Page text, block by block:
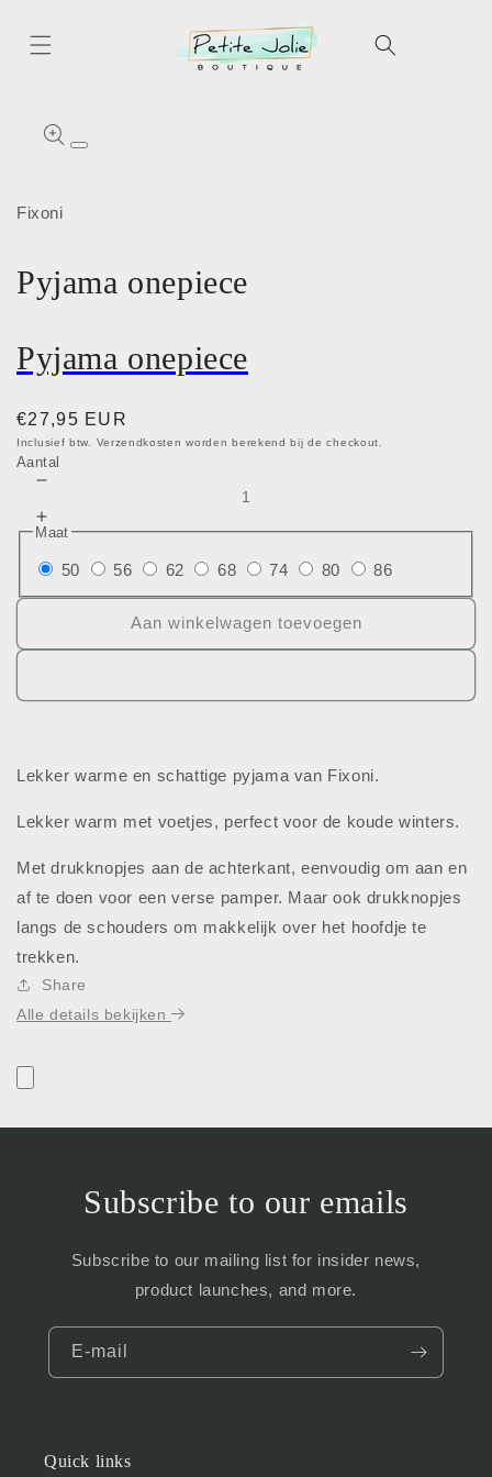
content
Ga direct naar
productinformatie
Media
Fixoni
Pyjama onepiece
Pyjama onepiece
Normale
prijs
€27,95 EUR
Inclusief btw. Verzendkosten worden berekend bij de checkout.
Aantal
verlagen
voor
Pyjama
onepiece
Aantal
voor
Pyjama
Maat
50 56 62 68 74 80 86
Aan winkelwagen toevoegen
Lekker warme en schattige pyjama van Fixoni.
Lekker warm met voetjes, perfect voor de koude winters.
Met drukknopjes aan de achterkant, eenvoudig om aan en
af te doen voor een verse pamper. Maar ook drukknopjes
langs de schouders om makkelijk over het hoofdje te
trekken.
Share
Alle details bekijken
Subscribe to our emails
Subscribe to our mailing list for insider news,
product launches, and more.
E‑mail
Quick links